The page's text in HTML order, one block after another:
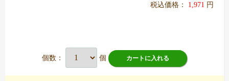
税込価格： 1,971 円
個数： 個 カートに入れる